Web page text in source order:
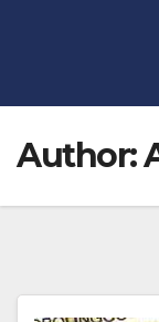
Author: